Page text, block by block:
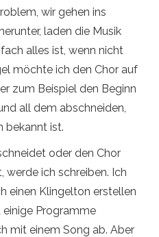
wir gehen ins
laden die Musik
alles ist, wenn nicht
möchte ich den Chor auf
zum Beispiel den Beginn
all dem abschneiden,
bekannt ist.
oder den Chor
werde ich schreiben. Ich
einen Klingelton erstellen
Programme
mit einem Song ab. Aber